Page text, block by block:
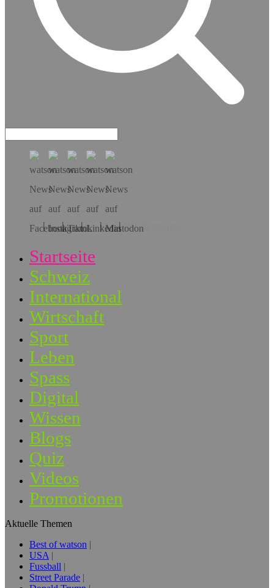
Hol dir die App!
Startseite
Schweiz
International
Wirtschaft
Sport
Leben
Spass
Digital
Wissen
Blogs
Quiz
Videos
Promotionen
Aktuelle Themen
Best of watson
USA
Fussball
Street Parade